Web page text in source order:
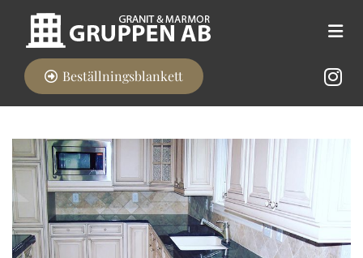
Beställningsblankett